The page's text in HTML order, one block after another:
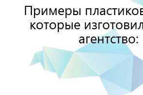
Примеры
которые
агентство: